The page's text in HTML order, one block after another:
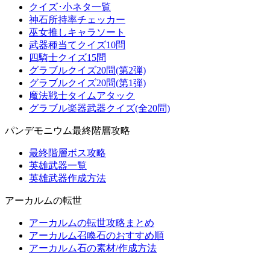
クイズ･小ネタ一覧
神石所持率チェッカー
巫女推しキャラソート
武器種当てクイズ10問
四騎士クイズ15問
グラブルクイズ20問(第2弾)
グラブルクイズ20問(第1弾)
魔法戦士タイムアタック
グラブル楽器武器クイズ(全20問)
パンデモニウム最終階層攻略
最終階層ボス攻略
英雄武器一覧
英雄武器作成方法
アーカルムの転世
アーカルムの転世攻略まとめ
アーカルム召喚石のおすすめ順
アーカルム石の素材/作成方法